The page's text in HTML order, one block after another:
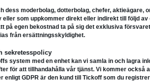
dess moderbolag, dotterbolag, chefer,
eller som uppkommer direkt eller indirekt till följd
på egen bekostnad ta på sig det exklusiva
från ersättningsskyldighet.
sekretesspolicy
system med en enhet kan vi samla in och lagra
för att tillhandahålla vår tjänst. Vi kommer också
enligt GDPR är den kund till Tickoff som du